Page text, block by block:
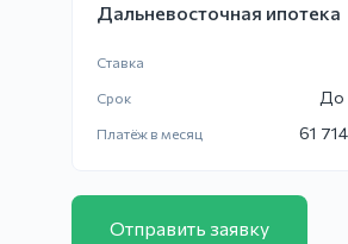
Дальневосточная ипотека
Ставка
Срок До
Платёж в месяц 61 714
Отправить заявку